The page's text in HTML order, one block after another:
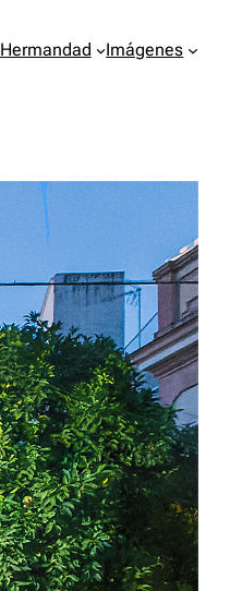
Hermandad Imágenes